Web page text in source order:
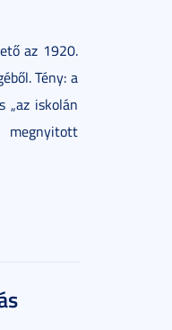
az 1920.
Tény: a
„az iskolán